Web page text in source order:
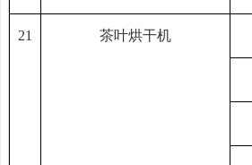
21 茶叶烘干机